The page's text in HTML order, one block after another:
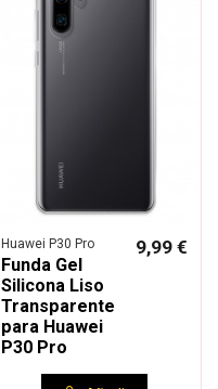
Huawei P30 Pro
Funda Gel
Silicona Liso
Transparente
para Huawei
P30 Pro
9,99 €